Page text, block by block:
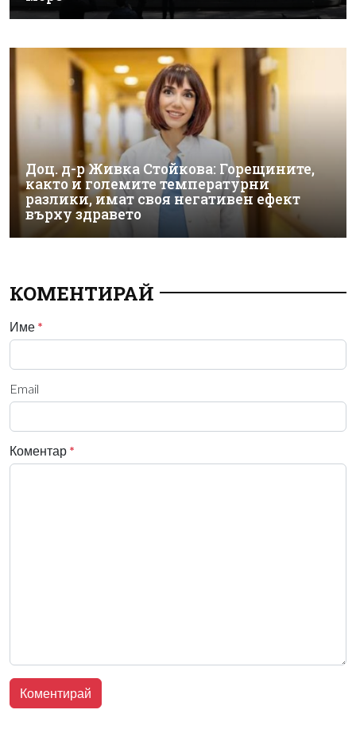
Доц. д-р Живка Стойкова: Горещините,
както и големите температурни
разлики, имат своя негативен ефект
върху здравето
КОМЕНТИРАЙ
Име *
Email
Коментар *